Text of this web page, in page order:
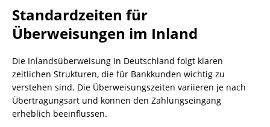
Standardzeiten für
Überweisungen im Inland
Die Inlandsüberweisung in Deutschland folgt klaren
zeitlichen Strukturen, die für Bankkunden wichtig zu
verstehen sind. Die Überweisungszeiten variieren je nach
Übertragungsart und können den Zahlungseingang
erheblich beeinflussen.